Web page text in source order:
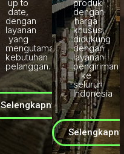
up to
date,
dengan
layanan
yang
mengutamakan
kebutuhan
pelanggan.
Selengkapnya
produk
dengan
harga
khusus,
didukung
dengan
layanan
pengiriman
ke
seluruh
Indonesia
Selengkapnya